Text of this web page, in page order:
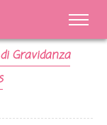
Gravidanza